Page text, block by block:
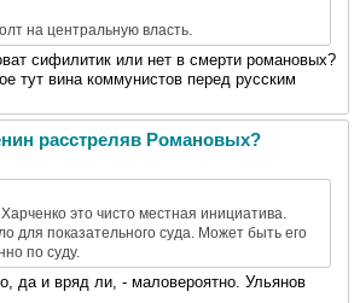
на центральную власть.
сифилитик или нет в смерти романовых?
тут вина коммунистов перед русским
расстреляв Романовых?
это чисто местная инициатива.
для показательного суда. Может быть его
по суду.
да и вряд ли, - маловероятно. Ульянов